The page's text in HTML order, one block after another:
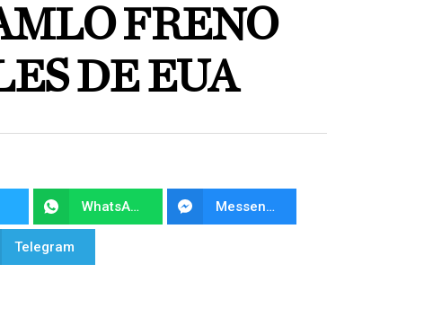
FRENO
DE EUA
WhatsApp Messenger
Telegram